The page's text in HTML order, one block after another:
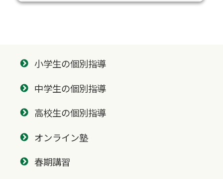
小学生の個別指導
中学生の個別指導
高校生の個別指導
オンライン塾
春期講習